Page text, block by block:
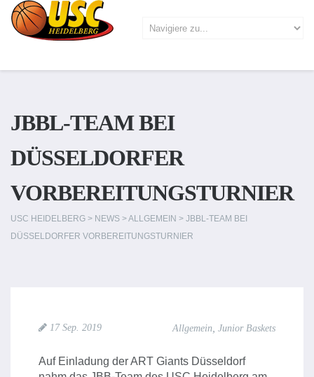
JBBL-TEAM BEI
DÜSSELDORFER
VORBEREITUNGSTURNIER
USC HEIDELBERG > NEWS >ALLGEMEIN > JBBL-TEAM BEI
DÜSSELDORFER VORBEREITUNGSTURNIER
17 Sep. 2019 Allgemein Junior Baskets
Auf Einladung der ART Giants Düsseldorf